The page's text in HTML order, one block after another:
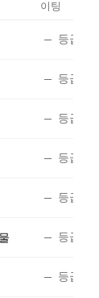
이팅
등급 없
등급 없
등급 없
등급 없
등급 없
등급 없
등급 없